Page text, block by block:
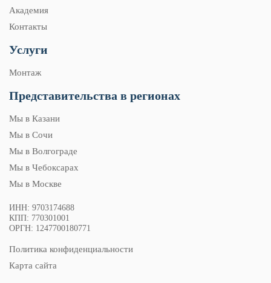
Академия
Контакты
Услуги
Монтаж
Представительства в регионах
Мы в Казани
Мы в Сочи
Мы в Волгограде
Мы в Чебоксарах
Мы в Москве
ИНН: 9703174688
КПП: 770301001
ОРГН: 1247700180771
Политика конфиденциальности
Карта сайта